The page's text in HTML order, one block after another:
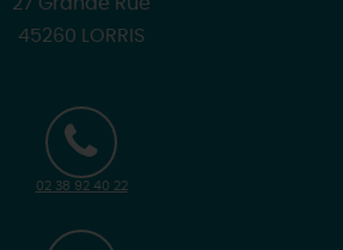
45260 LORRIS
02 38 92 40 22